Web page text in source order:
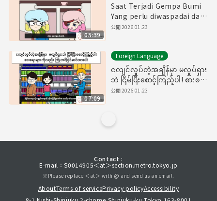
05:39
Saat Terjadi Gempa Bumi
Yang perlu diwaspadai dan
disiapkan
公開2026.01.23
07:09
Foreign Language
ငလျင်လှုပ်တဲ့အချိန်မှာ မလှုပ်ရှား
ဘဲ ငြိမ်ပြီးစောင့်ကြည့်ပါ! စားစရာ
များကိုလည်း ကြိုတင်ပြင်ဆင်
公開2026.01.23
Contact :
E-mail：S0014905＜at＞section.metro.tokyo.jp
※Please replace ＜at＞ with @ and send us an email.
AboutTerms of servicePrivacy policyAccessibility